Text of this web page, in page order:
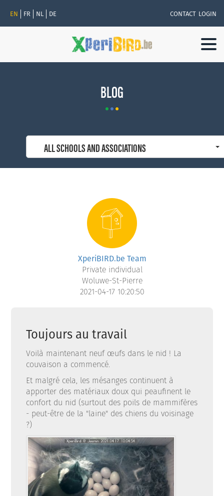
EN FR NL DE CONTACT LOGIN
BLOG
ALL SCHOOLS AND ASSOCIATIONS
XperiBIRD.be Team
Private individual
Woluwe-St-Pierre
2021-04-17 10:20:50
Toujours au travail
Voilà maintenant neuf œufs dans le nid ! La
couvaison a commencé.
Et malgré cela, les mésanges continuent à
apporter des matériaux doux qui peaufinent le
confort du nid (surtout des poils de mammifères
- peut-être de la "laine" des chiens du voisinage
?)